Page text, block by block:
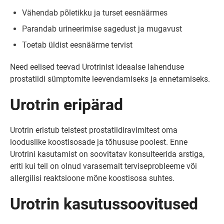
Vähendab põletikku ja turset eesnäärmes
Parandab urineerimise sagedust ja mugavust
Toetab üldist eesnäärme tervist
Need eelised teevad Urotrinist ideaalse lahenduse
prostatiidi sümptomite leevendamiseks ja ennetamiseks.
Urotrin eripärad
Urotrin eristub teistest prostatiidiravimitest oma
looduslike koostisosade ja tõhususe poolest. Enne
Urotrini kasutamist on soovitatav konsulteerida arstiga,
eriti kui teil on olnud varasemalt terviseprobleeme või
allergilisi reaktsioone mõne koostisosa suhtes.
Urotrin kasutussoovitused